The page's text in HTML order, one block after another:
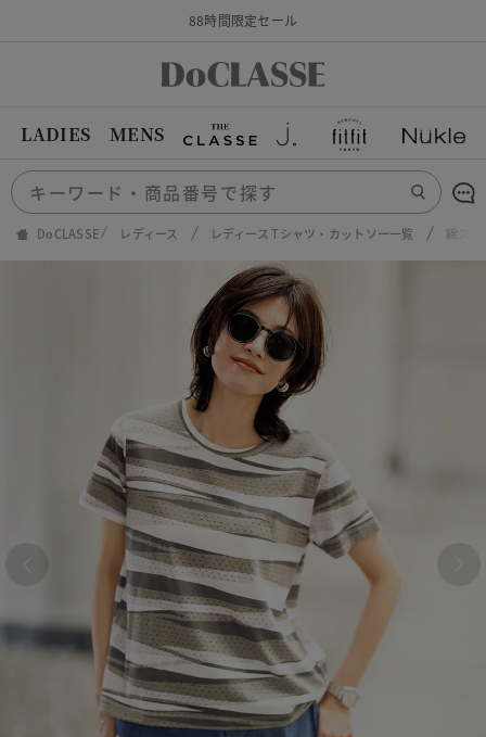
88時間限定セール
LADIES MENS
DoCLASSE レディース レディース Tシャツ・カットソー一覧 綿ス